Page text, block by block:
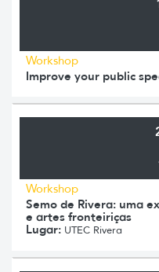
Workshop
Improve your public
Workshop
Semo de Rivera: uma
e artes fronteiriças
Lugar: UTEC Rivera